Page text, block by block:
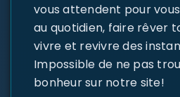
vous attendent pour
au quotidien, faire rêver
vivre et revivre des
Impossible de ne pas
bonheur sur notre site!